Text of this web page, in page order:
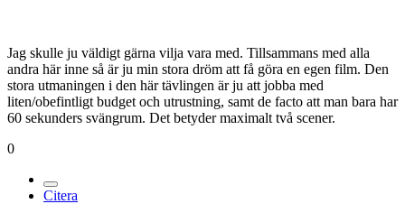
Jag skulle ju väldigt gärna vilja vara med. Tillsammans med alla
andra här inne så är ju min stora dröm att få göra en egen film. Den
stora utmaningen i den här tävlingen är ju att jobba med
liten/obefintligt budget och utrustning, samt de facto att man bara har
60 sekunders svängrum. Det betyder maximalt två scener.
0
Citera